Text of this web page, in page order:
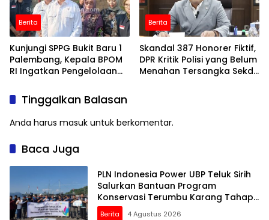
Berita
Kunjungi SPPG Bukit Baru 1
Palembang, Kepala BPOM
RI Ingatkan Pengelolaan
Sepele
Berita
Skandal 387 Honorer Fiktif,
DPR Kritik Polisi yang Belum
Menahan Tersangka Sekda
Tinggalkan Balasan
Anda harus masuk untuk berkomentar.
Baca Juga
PLN Indonesia Power UBP Teluk Sirih
Salurkan Bantuan Program
Konservasi Terumbu Karang Tahap
2 Senilai Rp30 Juta
Berita 4 Agustus 2026